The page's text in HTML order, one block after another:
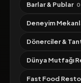
Barlar & Publar 0
Deneyim
Dönerciler &
Dünya Mutfağı
Fast Food